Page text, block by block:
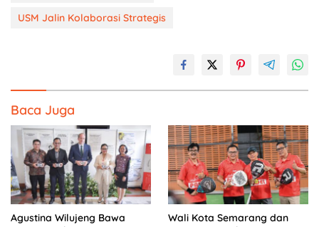
USM Jalin Kolaborasi Strategis
Baca Juga
Agustina Wilujeng Bawa
Wali Kota Semarang dan